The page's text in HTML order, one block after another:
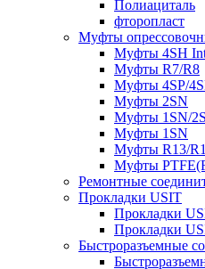
Полиациталь
фторопласт
Муфты
Муфты 4SH
Муфты R7/R8
Муфты 4SP/
Муфты 2SN
Муфты 1SN/
Муфты 1SN
Муфты R13/
Муфты
Ремонтные
Прокладки USIT
Прокладки
Прокладки
Быстроразъемные